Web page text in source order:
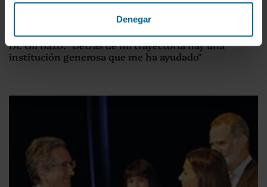
Denegar
Dr. Gil Bazo: "Detrás de mi trayectoria hay una
institución generosa que me ha ayudado"